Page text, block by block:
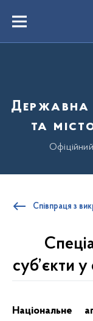
вмістуMenu
Державна
та
Співпраця з
суб’єкти у
Національне